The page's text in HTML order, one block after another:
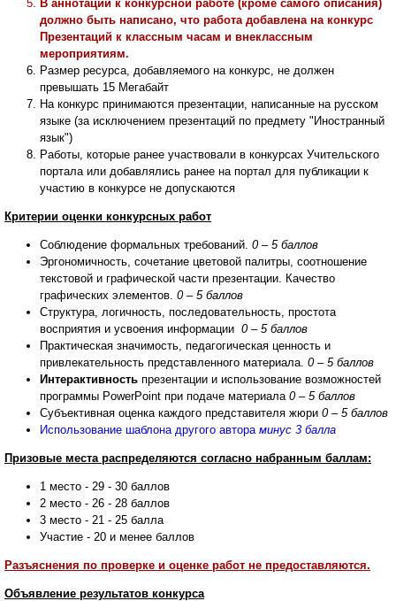
В аннотации к конкурсной работе (кроме самого описания)
должно быть написано, что работа добавлена на конкурс
Презентаций к классным часам и внеклассным
мероприятиям.
Размер ресурса, добавляемого на конкурс, не должен
превышать 15 Мегабайт
На конкурс принимаются презентации, написанные на русском
языке (за исключением презентаций по предмету "Иностранный
язык")
Работы, которые ранее участвовали в конкурсах Учительского
портала или добавлялись ранее на портал для публикации к
участию в конкурсе не допускаются
Критерии оценки конкурсных работ
Соблюдение формальных требований. 0 – 5 баллов
Эргономичность, сочетание цветовой палитры, соотношение
текстовой и графической части презентации. Качество
графических элементов. 0 – 5 баллов
Структура, логичность, последовательность, простота
восприятия и усвоения информации 0 – 5 баллов
Практическая значимость, педагогическая ценность и
привлекательность представленного материала. 0 – 5 баллов
Интерактивность презентации и использование возможностей
программы PowerPoint при подаче материала 0 – 5 баллов
Субъективная оценка каждого представителя жюри 0 – 5 баллов
Использование шаблона другого автора минус 3 балла
Призовые места распределяются согласно набранным баллам:
1 место - 29 - 30 баллов
2 место - 26 - 28 баллов
3 место - 21 - 25 балла
Участие - 20 и менее баллов
Разъяснения по проверке и оценке работ не предоставляются.
Объявление результатов конкурса